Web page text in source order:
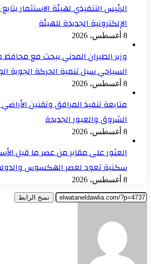
الرئيس التنفيذي لهيئة الاستثمار
الإلكترونية الجديدة للهيئة
8 أغسطس، 2026
وزير الطيران المدني يبحث مع
السياحي سبل تنمية الحركة الجوية
8 أغسطس، 2026
متابعة تنفيذ المرافق وتقنين
الشروق والعبور الجديدة
8 أغسطس، 2026
العثور على مقابر من عصر ما قبل
سكنية تعود لعصر الهكسوس
8 أغسطس، 2026
نسخ الرابط